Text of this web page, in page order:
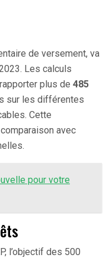
de versement, va
Les calculs
plus de 485
sur les différentes
Cette
avec
pour votre
l’objectif des 500